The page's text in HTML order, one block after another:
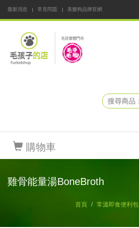
最新消息 常見問題
美樂狗品牌官網
購物車
雞骨能量湯BoneBroth
首頁 常溫即食便利包